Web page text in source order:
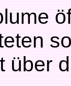
über